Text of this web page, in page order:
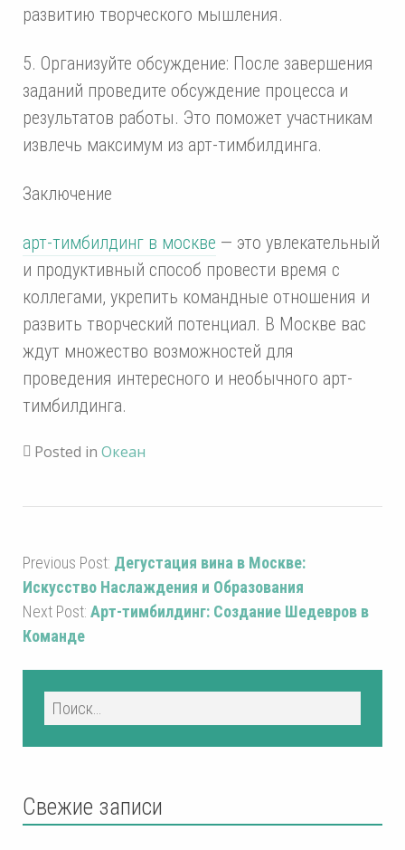
развитию творческого мышления.
5. Организуйте обсуждение: После завершения
заданий проведите обсуждение процесса и
результатов работы. Это поможет участникам
извлечь максимум из арт-тимбилдинга.
Заключение
арт-тимбилдинг в москве — это увлекательный
и продуктивный способ провести время с
коллегами, укрепить командные отношения и
развить творческий потенциал. В Москве вас
ждут множество возможностей для
проведения интересного и необычного арт-
тимбилдинга.
Posted in Океан
Previous Post: Дегустация вина в Москве:
Искусство Наслаждения и Образования
Next Post: Арт-тимбилдинг: Создание Шедевров в
Команде
Свежие записи